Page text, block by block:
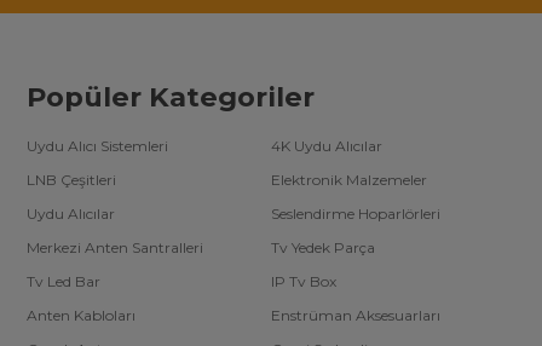
Popüler Kategoriler
Uydu Alıcı Sistemleri
4K Uydu Alıcılar
LNB Çeşitleri
Elektronik Malzemeler
Uydu Alıcılar
Seslendirme Hoparlörleri
Merkezi Anten Santralleri
Tv Yedek Parça
Tv Led Bar
IP Tv Box
Anten Kabloları
Enstrüman Aksesuarları